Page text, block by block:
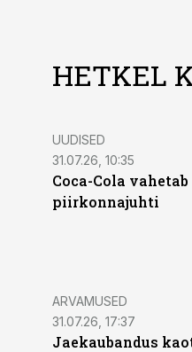
HETKEL
UUDISED
31.07.26, 10:35
Coca-Cola
piirkonnajuhti
ARVAMUSED
31.07.26, 17:37
Jaekaubandus